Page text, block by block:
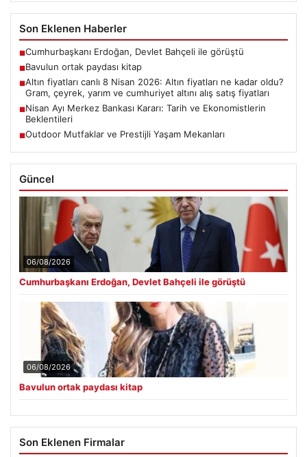
Son Eklenen Haberler
■Cumhurbaşkanı Erdoğan, Devlet Bahçeli ile görüştü
■Bavulun ortak paydası kitap
■Altın fiyatları canlı 8 Nisan 2026: Altın fiyatları ne kadar oldu?
Gram, çeyrek, yarım ve cumhuriyet altını alış satış fiyatları
■Nisan Ayı Merkez Bankası Kararı: Tarih ve Ekonomistlerin
Beklentileri
■Outdoor Mutfaklar ve Prestijli Yaşam Mekanları
Güncel
06/08/2026
Cumhurbaşkanı Erdoğan, Devlet Bahçeli ile görüştü
06/08/2026
Bavulun ortak paydası kitap
Son Eklenen Firmalar